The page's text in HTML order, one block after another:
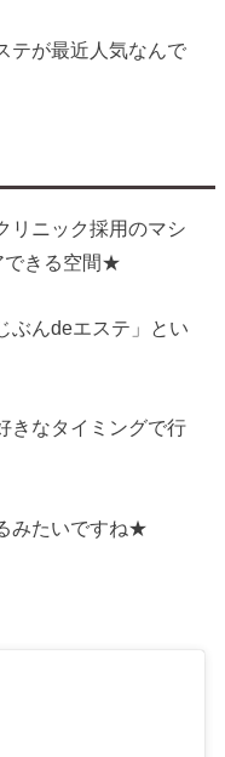
テが最近人気なんで
リニック採用のマシ
できる空間★
ぶんdeエステ」とい
きなタイミングで行
みたいですね★